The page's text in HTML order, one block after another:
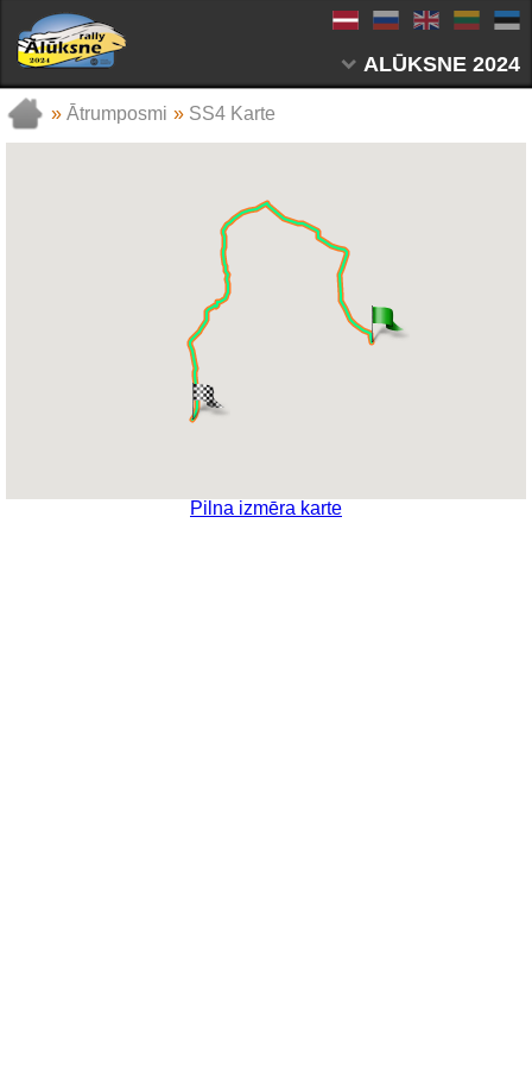
ALŪKSNE 2024
»Ātrumposmi » SS4 Karte
Pilna izmēra karte